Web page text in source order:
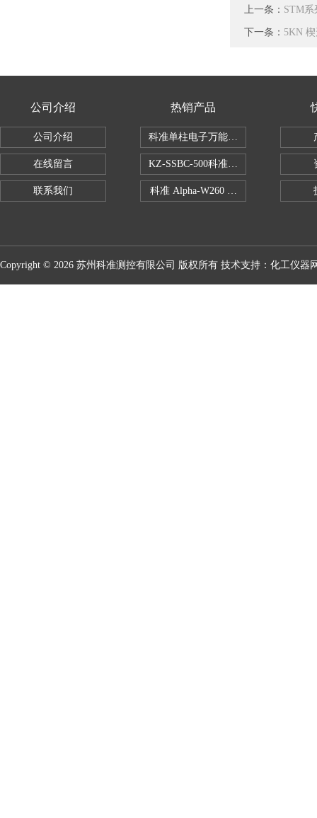
上一条： STM
下一条： 5KN
公司介绍
公司介绍
在线留言
联系我们
热销产品
科准单柱电子万能拉力机KZ-SSBC-500
KZ-SSBC-500科准单柱电子万能试验
科准 Alpha-W260 半导体全自动推拉
Copyright © 2026 苏州科准测控有限公司 版权所有 技术支持： 化工仪器